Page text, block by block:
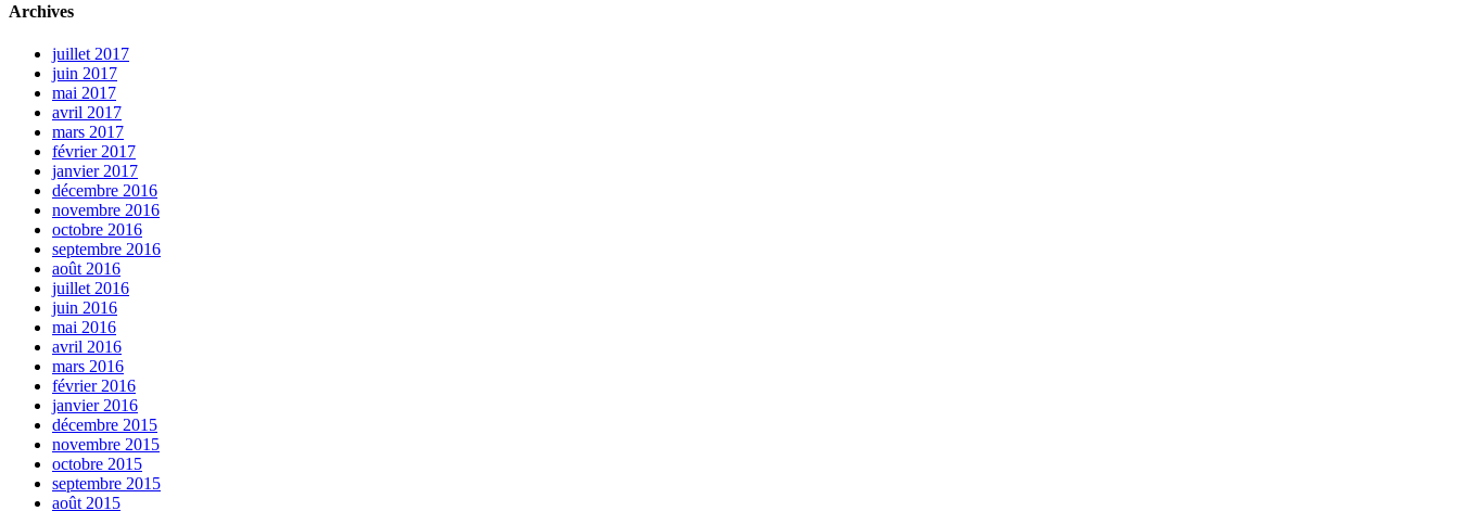
Archives
juillet 2017
juin 2017
mai 2017
avril 2017
mars 2017
février 2017
janvier 2017
décembre 2016
novembre 2016
octobre 2016
septembre 2016
août 2016
juillet 2016
juin 2016
mai 2016
avril 2016
mars 2016
février 2016
janvier 2016
décembre 2015
novembre 2015
octobre 2015
septembre 2015
août 2015